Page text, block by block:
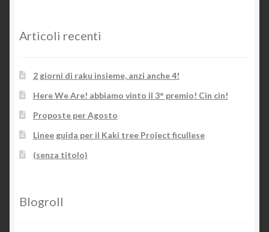
Articoli recenti
2 giorni di raku insieme, anzi anche 4!
Here We Are! abbiamo vinto il 3° premio! Cin cin!
Proposte per Agosto
Linee guida per il Kaki tree Project ficullese
(senza titolo)
Blogroll